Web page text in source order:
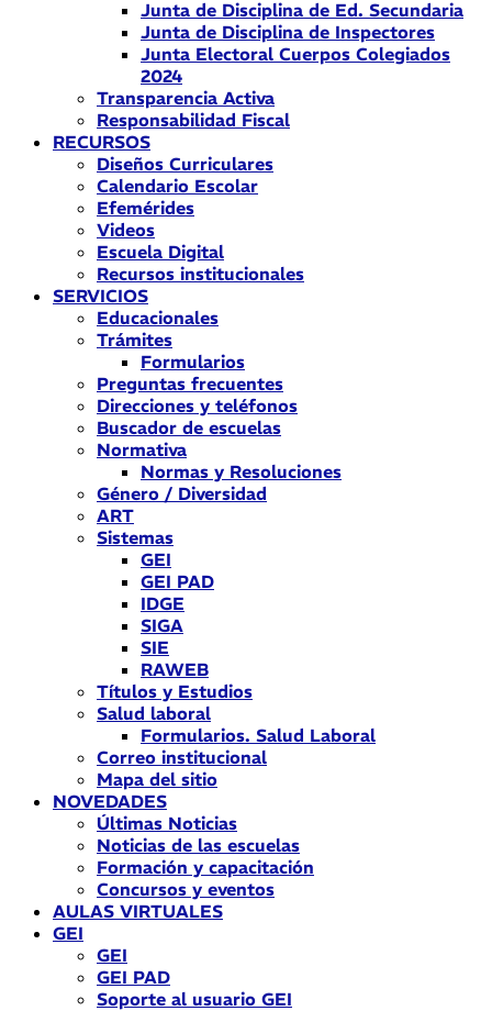
Junta de Disciplina de Ed. Secundaria
Junta de Disciplina de Inspectores
Junta Electoral Cuerpos Colegiados
2024
Transparencia Activa
Responsabilidad Fiscal
RECURSOS
Diseños Curriculares
Calendario Escolar
Efemérides
Videos
Escuela Digital
Recursos institucionales
SERVICIOS
Educacionales
Trámites
Formularios
Preguntas frecuentes
Direcciones y teléfonos
Buscador de escuelas
Normativa
Normas y Resoluciones
Género / Diversidad
ART
Sistemas
GEI
GEI PAD
IDGE
SIGA
SIE
RAWEB
Títulos y Estudios
Salud laboral
Formularios. Salud Laboral
Correo institucional
Mapa del sitio
NOVEDADES
Últimas Noticias
Noticias de las escuelas
Formación y capacitación
Concursos y eventos
AULAS VIRTUALES
GEI
GEI
GEI PAD
Soporte al usuario GEI